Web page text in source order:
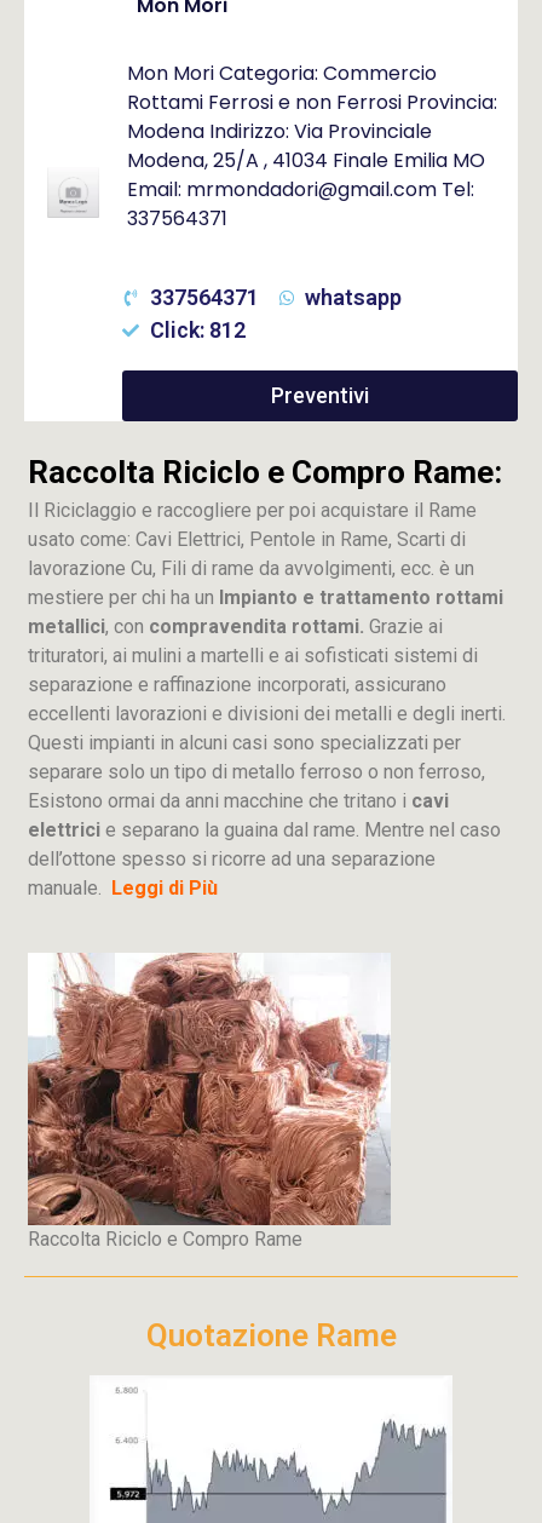
Mon Mori Categoria: Commercio
Rottami Ferrosi e non Ferrosi Provincia:
Modena Indirizzo: Via Provinciale
Modena, 25/A , 41034 Finale Emilia MO
Email: mrmondadori@gmail.com Tel:
337564371
337564371
whatsapp
Click: 812
Preventivi
Raccolta Riciclo e Compro Rame:
Il Riciclaggio e raccogliere per poi acquistare il Rame
usato come: Cavi Elettrici, Pentole in Rame, Scarti di
lavorazione Cu, Fili di rame da avvolgimenti, ecc. è un
mestiere per chi ha un Impianto e trattamento rottami
metallici, con compravendita rottami. Grazie ai
trituratori, ai mulini a martelli e ai sofisticati sistemi di
separazione e raffinazione incorporati, assicurano
eccellenti lavorazioni e divisioni dei metalli e degli inerti.
Questi impianti in alcuni casi sono specializzati per
separare solo un tipo di metallo ferroso o non ferroso,
Esistono ormai da anni macchine che tritano i cavi
elettrici e separano la guaina dal rame. Mentre nel caso
dell’ottone spesso si ricorre ad una separazione
manuale. Leggi di Più
Raccolta Riciclo e Compro Rame
Quotazione Rame